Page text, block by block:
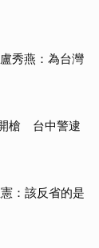
秀燕：為台灣
槍 台中警逮
：該反省的是